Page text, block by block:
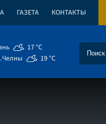
ГАЗЕТА КОНТАКТЫ
17 °C
19 °C